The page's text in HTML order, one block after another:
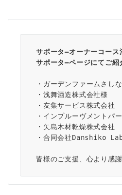
サポータ―オーナーコース
サポータ―ページにてご紹
・ガーデンファームさし
・浅舞酒造株式会社様
・友集サービス株式会社
・インプルーヴメントパ
・矢島木材乾燥株式会社
・合同会社Danshiko
皆様のご支援、心より感謝